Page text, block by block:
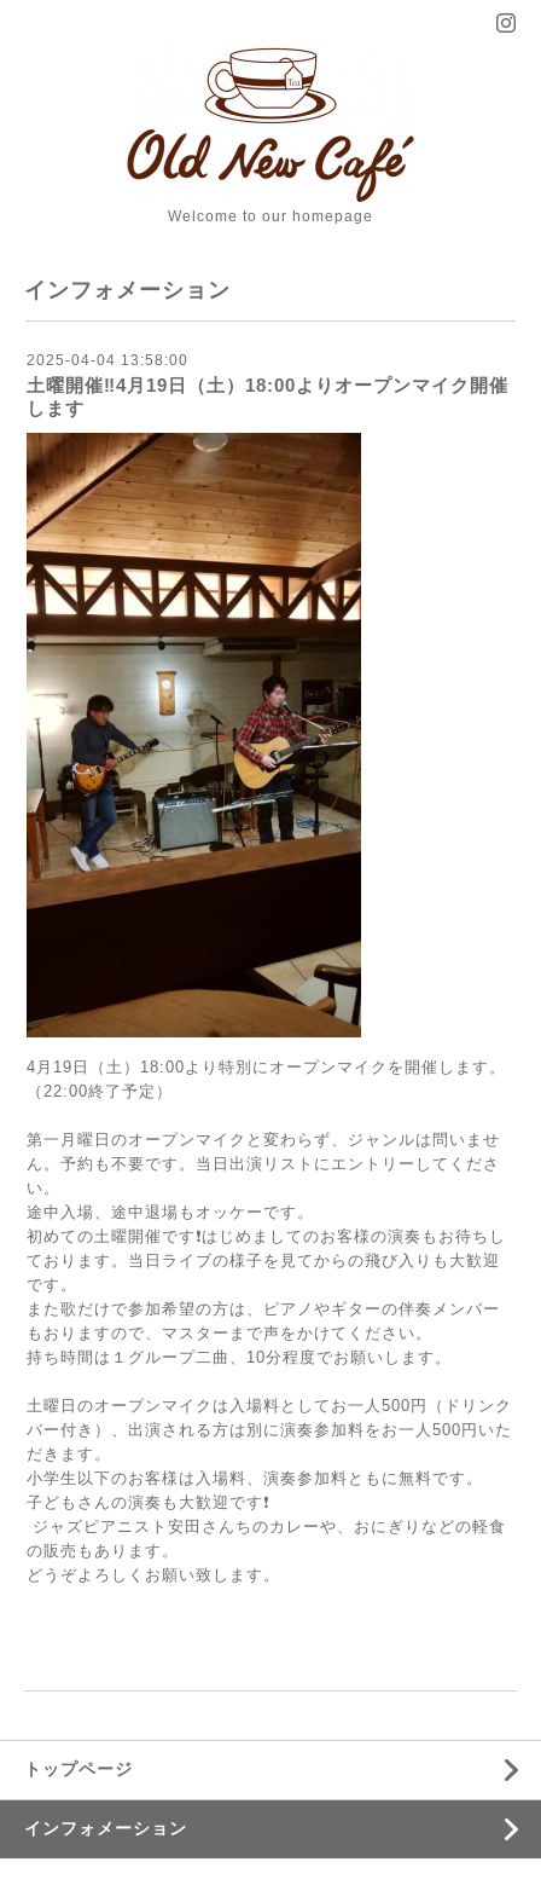
Welcome to our homepage
インフォメーション
2025-04-04 13:58:00
土曜開催‼️4月19日（土）18:00よりオープンマイク開催
します
4月19日（土）18:00より特別にオープンマイクを開催します。
（22:00終了予定）
第一月曜日のオープンマイクと変わらず、ジャンルは問いませ
ん。予約も不要です。当日出演リストにエントリーしてくださ
い。
途中入場、途中退場もオッケーです。
初めての土曜開催です❗️はじめましてのお客様の演奏もお待ちし
ております。当日ライブの様子を見てからの飛び入りも大歓迎
です。
また歌だけで参加希望の方は、ピアノやギターの伴奏メンバー
もおりますので、マスターまで声をかけてください。
持ち時間は１グループ二曲、10分程度でお願いします。
土曜日のオープンマイクは入場料としてお一人500円（ドリンク
バー付き）、出演される方は別に演奏参加料をお一人500円いた
だきます。
小学生以下のお客様は入場料、演奏参加料ともに無料です。
子どもさんの演奏も大歓迎です❗️
ジャズピアニスト安田さんちのカレーや、おにぎりなどの軽食
の販売もあります。
どうぞよろしくお願い致します。
トップページ
インフォメーション